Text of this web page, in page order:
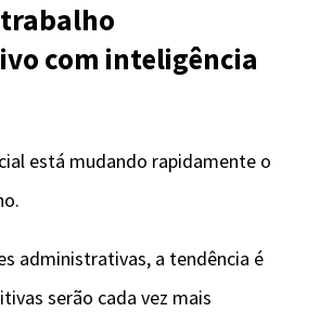
com inteligência
está mudando rapidamente o
administrativas, a tendência é
serão cada vez mais